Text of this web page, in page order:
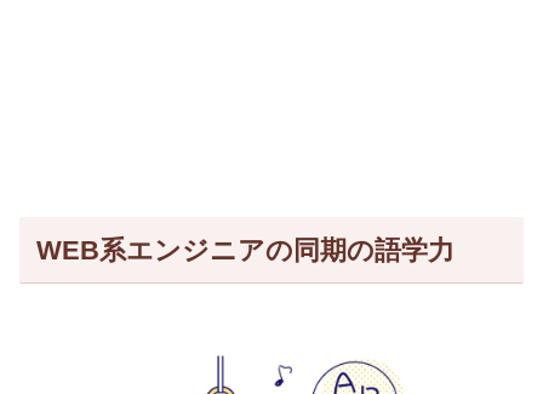
WEB系エンジニアの同期の語学力